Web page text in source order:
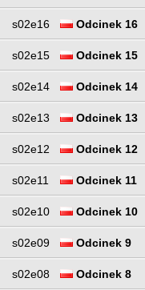
s02e16 Odcinek 16
s02e15 Odcinek 15
s02e14 Odcinek 14
s02e13 Odcinek 13
s02e12 Odcinek 12
s02e11 Odcinek 11
s02e10 Odcinek 10
s02e09 Odcinek 9
s02e08 Odcinek 8